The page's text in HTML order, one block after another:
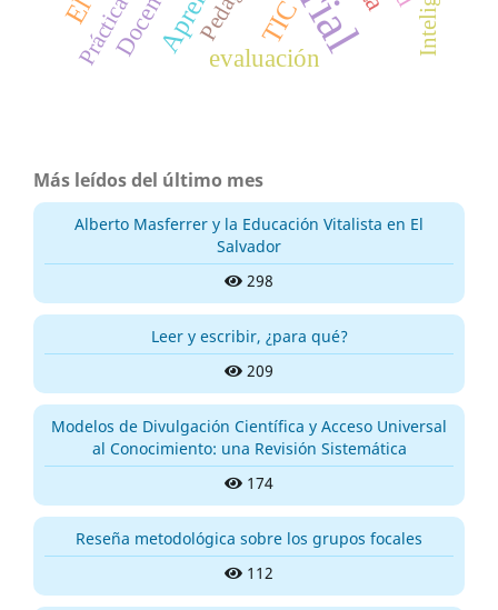
TIC
evaluación
Docente
Práctica
Más leídos del último mes
Alberto Masferrer y la Educación Vitalista en El
Salvador
298
Leer y escribir, ¿para qué?
209
Modelos de Divulgación Científica y Acceso Universal
al Conocimiento: una Revisión Sistemática
174
Reseña metodológica sobre los grupos focales
112